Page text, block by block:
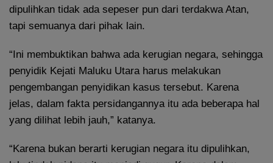
dipulihkan tidak ada sepeser pun dari terdakwa Atan,
tapi semuanya dari pihak lain.
“Ini membuktikan bahwa ada kerugian negara, sehingga
penyidik Kejati Maluku Utara harus melakukan
pengembangan penyidikan kasus tersebut. Karena
jelas, dalam fakta persidangannya itu ada beberapa hal
yang dilihat lebih jauh,” katanya.
“Karena bukan berarti kerugian negara itu dipulihkan,